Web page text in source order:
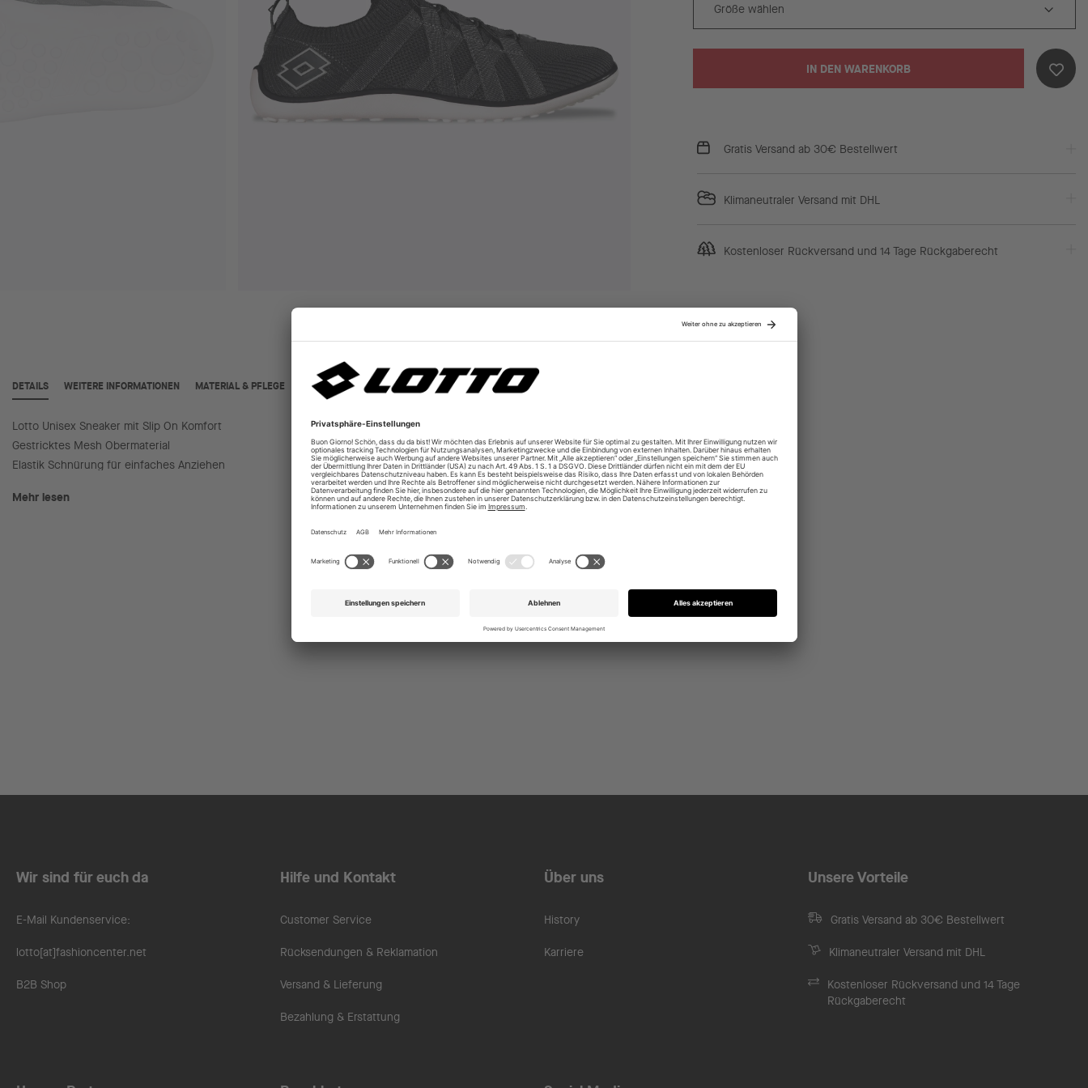
IN DEN WARENKORB
Gratis Versand ab 30€ Bestellwert
Klimaneutraler Versand mit DHL
Kostenloser Rückversand und 14 Tage Rückgaberecht
DETAILS
Lotto Unisex Sneaker mit Slip On Komfort
Gestricktes Mesh Obermaterial
Elastik Schnürung für einfaches Anziehen
Flexible Scalza Sohle mit Zero Drop
Fersen und Zungenband für besseren Halt
Mehr lesen
WEITERE INFORMATIONEN MATERIAL & PFLEGE
Wir sind für euch da
E-Mail Kundenservice:
lotto[at]fashioncenter.net
B2B Shop
Hilfe und Kontakt
Customer Service
Rücksendungen & Reklamation
Versand & Lieferung
Bezahlung & Erstattung
Über uns
History
Karriere
Unsere Vorteile
Gratis Versand ab 30€ Bestellwert
Klimaneutraler Versand mit DHL
Kostenloser Rückversand und 14 Tage
Rückgaberecht